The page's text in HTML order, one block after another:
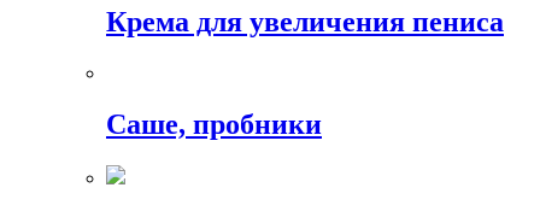
Крема для увеличения пениса
Саше, пробники